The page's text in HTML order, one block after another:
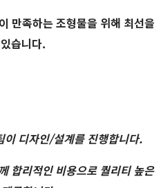
만족하는 조형물을 위해 최선을
습니다.
디자인/설계를 진행합니다.
합리적인 비용으로 퀄리티 높은